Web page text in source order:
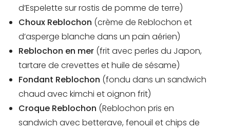
d’Espelette sur rostis de pomme de terre)
Choux Reblochon (crème de Reblochon et
d’asperge blanche dans un pain aérien)
Reblochon en mer (frit avec perles du Japon,
tartare de crevettes et huile de sésame)
Fondant Reblochon (fondu dans un sandwich
chaud avec kimchi et oignon frit)
Croque Reblochon (Reblochon pris en
sandwich avec betterave, fenouil et chips de